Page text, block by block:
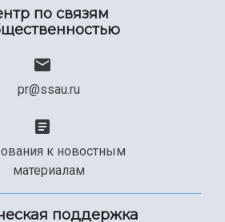
по связям
pr@ssau.ru
к новостным
материалам
поддержка